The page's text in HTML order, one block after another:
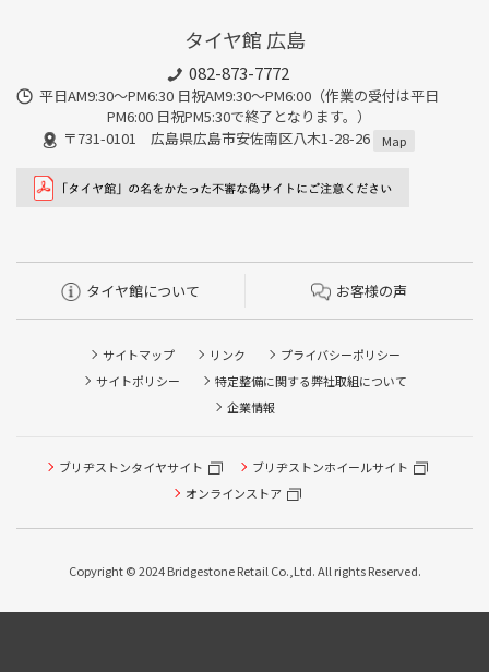
タイヤ館 広島
082-873-7772
平日AM9:30～PM6:30 日祝AM9:30〜PM6:00（作業の受付は平日
PM6:00 日祝PM5:30で終了となります。）
〒731-0101 広島県広島市安佐南区八木1-28-26
Map
タイヤ館について お客様の声
サイトマップ リンク
プライバシーポリシー
サイトポリシー
特定整備に関する弊社取組について
企業情報
ブリヂストンタイヤサイト
ブリヂストンホイールサイト
オンラインストア
Copyright © 2024 Bridgestone Retail Co.,Ltd. All rights Reserved.